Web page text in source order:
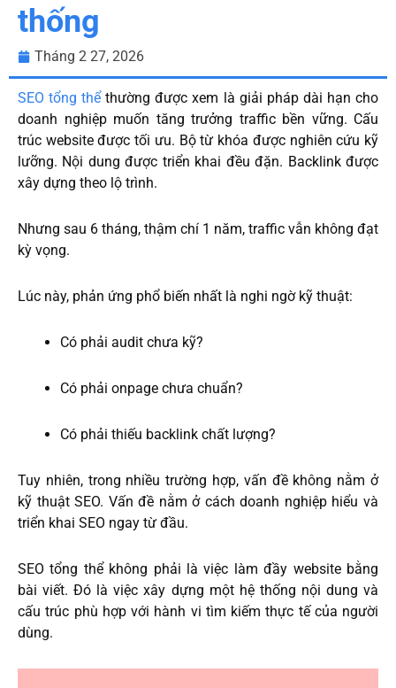
thống
Tháng 2 27, 2026
SEO tổng thểthường được xem là giải pháp dài hạn cho
doanh nghiệp muốn tăng trưởng traffic bền vững. Cấu
trúc website được tối ưu. Bộ từ khóa được nghiên cứu kỹ
lưỡng. Nội dung được triển khai đều đặn. Backlink được
xây dựng theo lộ trình.
Nhưng sau 6 tháng, thậm chí 1 năm, traffic vẫn không đạt
kỳ vọng.
Lúc này, phản ứng phổ biến nhất là nghi ngờ kỹ thuật:
Có phải audit chưa kỹ?
Có phải onpage chưa chuẩn?
Có phải thiếu backlink chất lượng?
Tuy nhiên, trong nhiều trường hợp, vấn đề không nằm ở
kỹ thuật SEO. Vấn đề nằm ở cách doanh nghiệp hiểu và
triển khai SEO ngay từ đầu.
SEO tổng thể không phải là việc làm đầy website bằng
bài viết. Đó là việc xây dựng một hệ thống nội dung và
cấu trúc phù hợp với hành vi tìm kiếm thực tế của người
dùng.